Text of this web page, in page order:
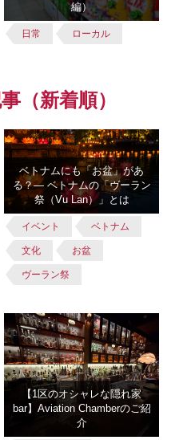
編）
日常 ローカル
（新着順）
ベトナムにも「お盆」があ
る？― ベトナムの「ヴーラン
祭（Vu Lan）」とは
イベント ベトナム
文化 お盆
ヴーラン祭
【1区のオシャレな隠れ家
bar】Aviation Chamberのご紹
介